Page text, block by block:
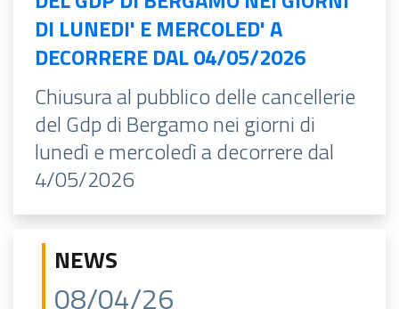
DI LUNEDI' E MERCOLED' A
DECORRERE DAL 04/05/2026
Chiusura al pubblico delle cancellerie
del Gdp di Bergamo nei giorni di
lunedì e mercoledì a decorrere dal
4/05/2026
NEWS
08/04/26